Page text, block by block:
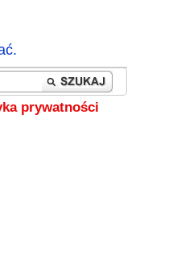
prywatności